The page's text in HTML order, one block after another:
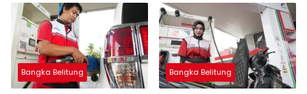
Penyaluran BBM Subsidi
bagi Nelayan melalui
Aplikasi XSTAR
Bangka Belitung Bangka Belitung